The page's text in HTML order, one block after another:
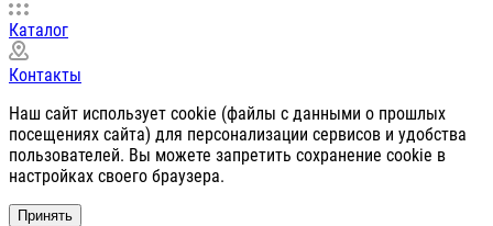
Каталог
Контакты
Наш сайт использует cookie (файлы с данными о прошлых
посещениях сайта) для персонализации сервисов и удобства
пользователей. Вы можете запретить сохранение cookie в
настройках своего браузера.
Принять